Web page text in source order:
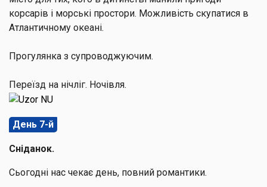
корсарів і морські простори. Можливість скупатися в
Атлантичному океані.
Прогулянка з супроводжуючим.
Переїзд на нічліг. Ночівля.
День 7-й
Сніданок.
Сьогодні нас чекає день, повний романтики.